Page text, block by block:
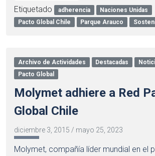
Etiquetado adherencia
Naciones Unidas
Pacto Global Chile
Parque Arauco
Archivo de Actividades Destacadas
Pacto Global
Molymet adhiere a Red
Global Chile
diciembre 3, 2015 / mayo 25, 2023
Molymet, compañía líder mundial en el